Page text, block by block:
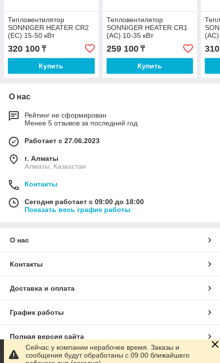
Тепловентилятор
SONNIGER HEATER CR2
(EC) 15-50 кВт
320 100 ₸
Купить
Тепловентилятор
SONNIGER HEATER CR1
(AC) 10-35 кВт
259 100₸
Купить
О нас
Рейтинг не сформирован
Менее 5 отзывов за последний год
Работает с 27.06.2023
г. Алматы
Алматы, Казахстан
Контакты
Сегодня работает с 09:00 до 18:00
Показать весь график работы
О нас
Контакты
Доставка и оплата
График работы
Полная версия сайта
Сайт создан на маркетплейсе
Сейчас у компании нерабочее время. Заказы и
сообщения будут обработаны с 09:00 ближайшего